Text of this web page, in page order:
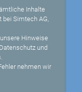
Inhalte
Simtech AG,
Hinweise
und
nehmen wir